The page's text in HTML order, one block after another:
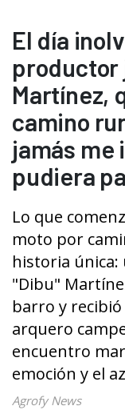
El día
productor
Martínez,
camino
jamás me
pudiera
Lo que
moto por
historia única:
"Dibu"
barro y
arquero
encuentro
emoción y el
Agrofy News